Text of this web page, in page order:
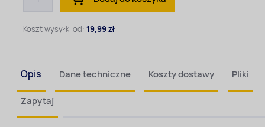
Koszt wysyłki od: 19,99 zł
Opis Dane techniczne Koszty dostawy Pliki
Zapytaj